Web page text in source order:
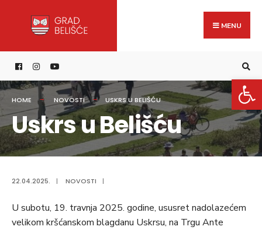
content
MENU
HOME NOVOSTI USKRS U BELIŠĆU
Uskrs u Belišću
22.04.2025. | NOVOSTI |
U subotu, 19. travnja 2025. godine, ususret nadolazećem
velikom kršćanskom blagdanu Uskrsu, na Trgu Ante
for: